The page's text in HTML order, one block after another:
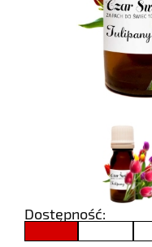
Dostępność: